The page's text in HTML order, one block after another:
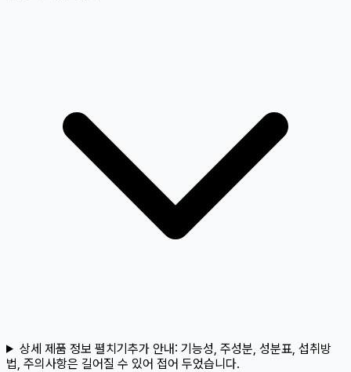
상세 제품 정보 펼치기추가 안내: 기능성, 주성분, 성분표, 섭취방
법, 주의사항은 길어질 수 있어 접어 두었습니다.